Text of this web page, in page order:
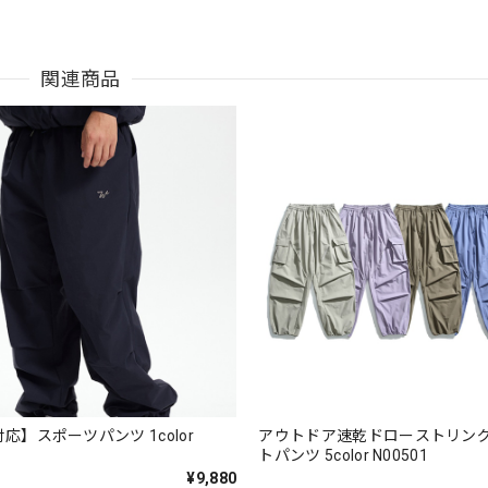
関連商品
応】スポーツパンツ 1color
¥9,880
アウトドア速乾ドローストリン
トパンツ 5color N00501